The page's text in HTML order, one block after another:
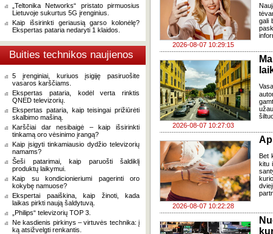
„Teltonika Networks“ pristato pirmuosius
Lietuvoje sukurtus 5G įrenginius.
Kaip išsirinkti geriausią garso kolonėlę?
Ekspertas pataria nedaryti 1 klaidos.
Buities technikos naujienos
5 įrenginiai, kuriuos įsigiję pasiruošite
vasaros karščiams.
Ekspertas pataria, kodėl verta rinktis
QNED televizorių.
Ekspertas pataria, kaip teisingai prižiūrėti
skalbimo mašiną.
Karščiai dar nesibaigė – kaip išsirinkti
tinkamą oro vėsinimo įrangą?
Kaip įsigyti tinkamiausio dydžio televizorių
namams?
Šeši patarimai, kaip paruošti šaldiklį
produktų laikymui.
Kaip su kondicionieriumi pagerinti oro
kokybę namuose?
Ekspertai paaiškina, kaip žinoti, kada
laikas pirkti naują šaldytuvą.
„Philips“ televizorių TOP 3.
Ne kasdienis pirkinys – virtuvės technika: į
ką atsižvelgti renkantis.
2026-08-07 10:29:15
gali
2026-08-07 10:27:03
2026-08-07 10:22:28
Bet
kitu